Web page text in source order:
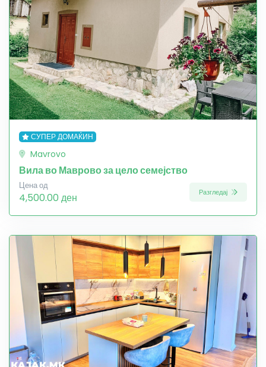
СУПЕР ДОМАЌИН
Mavrovo
Вила во Маврово за цело семејство
Цена од
4,500.00 ден Разгледај